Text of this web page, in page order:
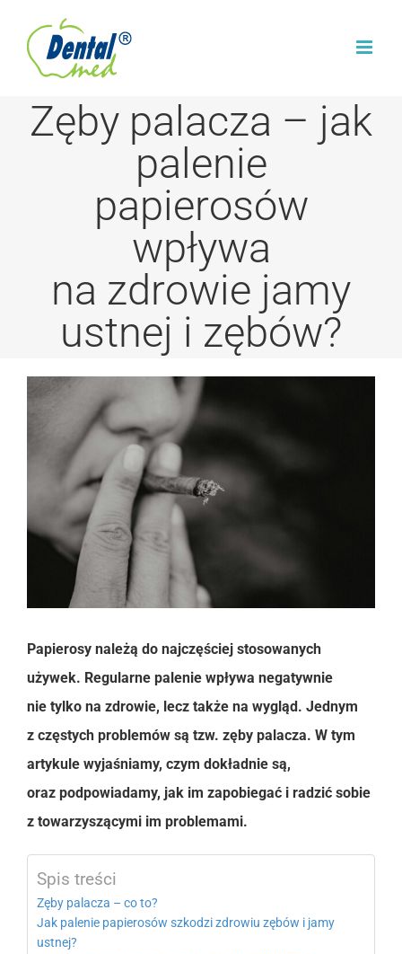
zawartości
Zęby palacza – jak
palenie
papierosów
wpływa
na zdrowie jamy
ustnej i zębów?
Papierosy należą do najczęściej stosowanych
używek. Regularne palenie wpływa negatywnie
nie tylko na zdrowie, lecz także na wygląd. Jednym
z częstych problemów są tzw. zęby palacza. W tym
artykule wyjaśniamy, czym dokładnie są,
oraz podpowiadamy, jak im zapobiegać i radzić sobie
z towarzyszącymi im problemami.
Spis treści
Zęby palacza – co to?
Jak palenie papierosów szkodzi zdrowiu zębów i jamy
ustnej?